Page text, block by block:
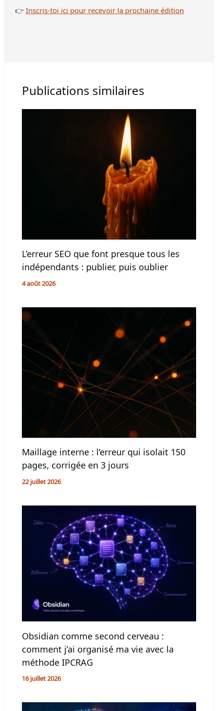
👉Inscris-toi ici pour recevoir la prochaine édition
Publications similaires
L’erreur SEO que font presque tous les
indépendants : publier, puis oublier
4 août 2026
Maillage interne : l’erreur qui isolait 150
pages, corrigée en 3 jours
22 juillet 2026
Obsidian comme second cerveau :
comment j’ai organisé ma vie avec la
méthode IPCRAG
16 juillet 2026